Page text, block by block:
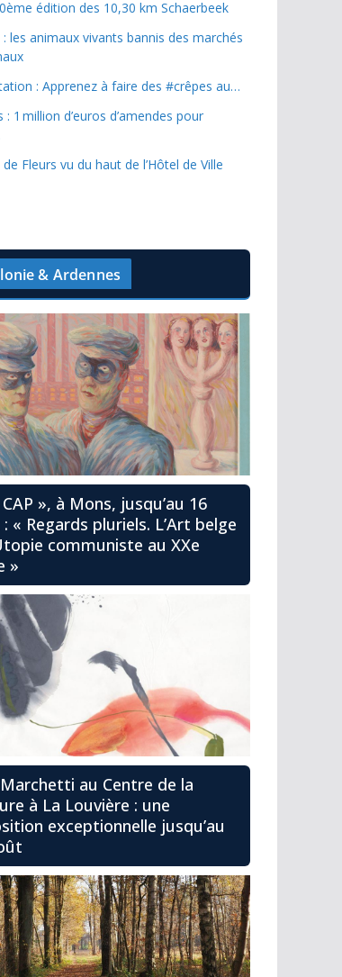
édition des 10,30 km Schaerbeek
les animaux vivants bannis des marchés
: Apprenez à faire des #crêpes au…
: 1 million d’euros d’amendes pour
Fleurs vu du haut de l’Hôtel de Ville
& Ardennes
», à Mons, jusqu’au 16
« Regards pluriels. L’Art belge
communiste au XXe
»
Marchetti au Centre de la
à La Louvière : une
exceptionnelle jusqu’au